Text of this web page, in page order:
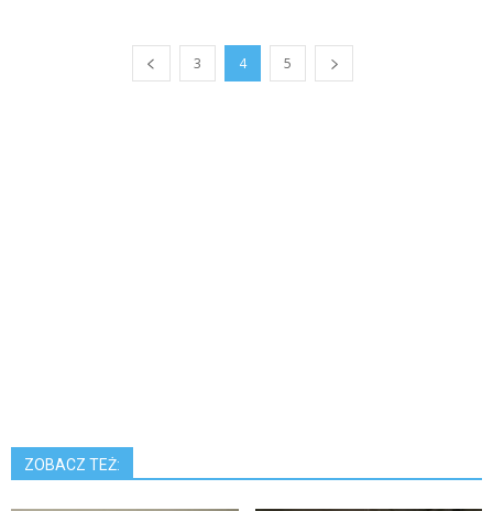
3 4 5
ZOBACZ TEŻ: